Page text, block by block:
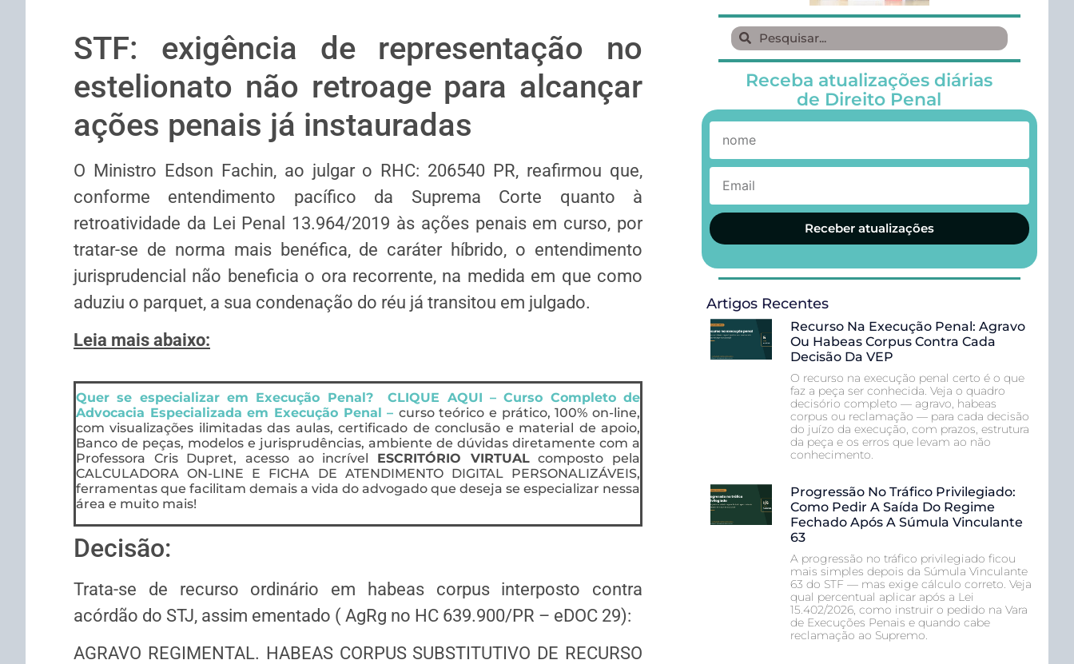
STF: exigência de representação no
estelionato não retroage para alcançar
ações penais já instauradas
O Ministro Edson Fachin, ao julgar o RHC: 206540 PR, reafirmou que,
conforme entendimento pacífico da Suprema Corte quanto à
retroatividade da Lei Penal 13.964/2019 às ações penais em curso, por
tratar-se de norma mais benéfica, de caráter híbrido, o entendimento
jurisprudencial não beneficia o ora recorrente, na medida em que como
aduziu o parquet, a sua condenação do réu já transitou em julgado.
Leia mais abaixo:
Quer se especializar em Execução Penal? CLIQUE AQUI – Curso Completo de
Advocacia Especializada em Execução Penal – curso teórico e prático, 100% on-line,
com visualizações ilimitadas das aulas, certificado de conclusão e material de apoio,
Banco de peças, modelos e jurisprudências, ambiente de dúvidas diretamente com a
Professora Cris Dupret, acesso ao incrível ESCRITÓRIO VIRTUALcomposto pela
CALCULADORA ON-LINE E FICHA DE ATENDIMENTO DIGITAL PERSONALIZÁVEIS,
ferramentas que facilitam demais a vida do advogado que deseja se especializar nessa
área e muito mais!
Decisão:
Trata-se de recurso ordinário em habeas corpus interposto contra
acórdão do STJ, assim ementado ( AgRg no HC 639.900/PR – eDOC 29):
AGRAVO REGIMENTAL. HABEAS CORPUS SUBSTITUTIVO DE RECURSO
Receba atualizações diárias
de Direito Penal
Receber atualizações
Artigos Recentes
Recurso Na Execução Penal: Agravo
Ou Habeas Corpus Contra Cada
Decisão Da VEP
O recurso na execução penal certo é o que
faz a peça ser conhecida. Veja o quadro
decisório completo — agravo, habeas
corpus ou reclamação — para cada decisão
do juízo da execução, com prazos, estrutura
da peça e os erros que levam ao não
conhecimento.
Progressão No Tráfico Privilegiado:
Como Pedir A Saída Do Regime
Fechado Após A Súmula Vinculante
63
A progressão no tráfico privilegiado ficou
mais simples depois da Súmula Vinculante
63 do STF — mas exige cálculo correto. Veja
qual percentual aplicar após a Lei
15.402/2026, como instruir o pedido na Vara
de Execuções Penais e quando cabe
reclamação ao Supremo.